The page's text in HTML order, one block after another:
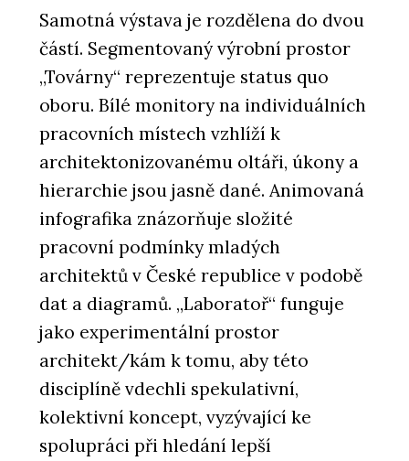
Samotná výstava je rozdělena do dvou
částí. Segmentovaný výrobní prostor
„Továrny“ reprezentuje status quo
oboru. Bílé monitory na individuálních
pracovních místech vzhlíží k
architektonizovanému oltáři, úkony a
hierarchie jsou jasně dané. Animovaná
infografika znázorňuje složité
pracovní podmínky mladých
architektů v České republice v podobě
dat a diagramů. „Laboratoř“ funguje
jako experimentální prostor
architekt/kám k tomu, aby této
disciplíně vdechli spekulativní,
kolektivní koncept, vyzývající ke
spolupráci při hledání lepší